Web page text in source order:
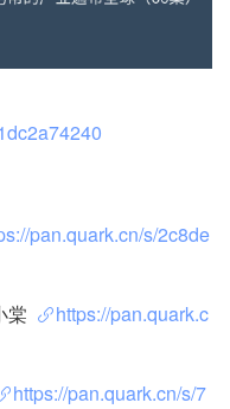
pan.quark.cn/s/2c8de
棠
https://pan.quark.c
https://pan.quark.cn/s/7